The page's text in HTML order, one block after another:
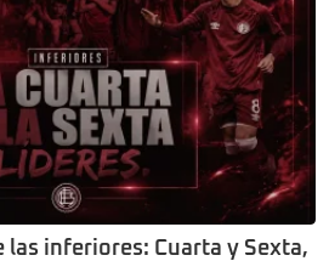
inferiores: Cuarta y Sexta,